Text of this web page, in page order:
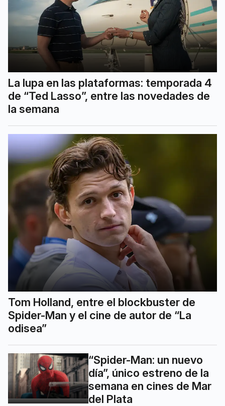
La lupa en las plataformas: temporada 4
de “Ted Lasso”, entre las novedades de
la semana
Tom Holland, entre el blockbuster de
Spider-Man y el cine de autor de “La
odisea”
“Spider-Man: un nuevo
día”, único estreno de la
semana en cines de Mar
del Plata